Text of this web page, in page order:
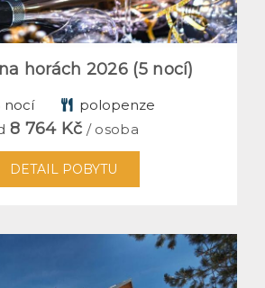
horách 2026 (5 nocí)
nocí
polopenze
8 764 Kč / osoba
DETAIL POBYTU